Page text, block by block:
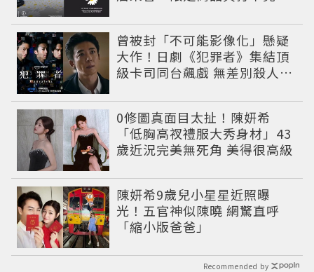
曾被封「不可能影像化」懸疑
大作！日劇《犯罪者》集結頂
級卡司同台飆戲 無差別殺人案
0修圖真面目太扯！陳妍希
「低胸高衩禮服大秀身材」43
歲近況完美無死角 美得很高級
陳妍希9歲兒小星星近照曝
光！五官神似陳曉 網驚直呼
「縮小版爸爸」
Recommended by